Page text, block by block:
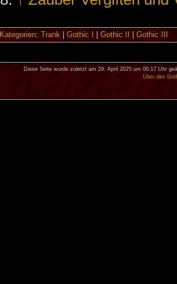
Kategorien: Trank| Gothic I Gothic II Gothic III
Diese Seite wurde zuletzt am 29. April 2025 um 00:17 Uhr
Über den